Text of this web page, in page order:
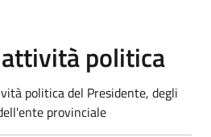
politica
politica del Presidente, degli
provinciale